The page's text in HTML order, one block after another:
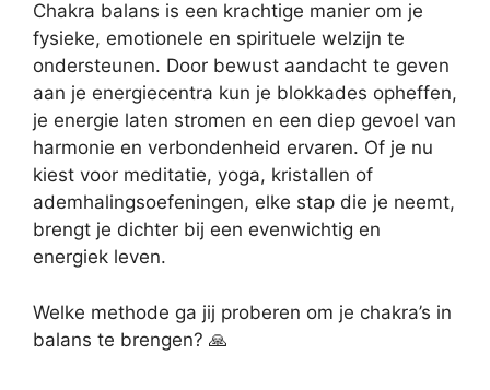
Chakra balans is een krachtige manier om je
fysieke, emotionele en spirituele welzijn te
ondersteunen. Door bewust aandacht te geven
aan je energiecentra kun je blokkades opheffen,
je energie laten stromen en een diep gevoel van
harmonie en verbondenheid ervaren. Of je nu
kiest voor meditatie, yoga, kristallen of
ademhalingsoefeningen, elke stap die je neemt,
brengt je dichter bij een evenwichtig en
energiek leven.
Welke methode ga jij proberen om je chakra’s in
balans te brengen? 🙏